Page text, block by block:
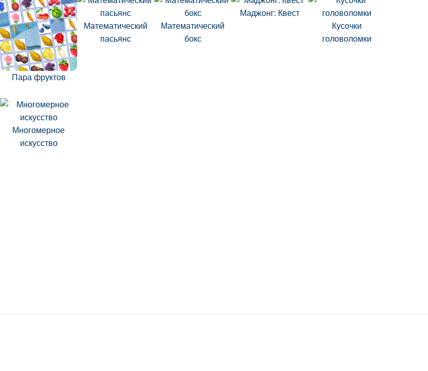
Пара фруктов
Математический
пасьянс
Математический
бокс
Маджонг: Квест
Кусочки
головоломки
Многомерное
искусство